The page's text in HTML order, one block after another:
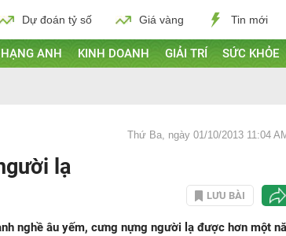
Dự đoán tỷ số Giá vàng Tin mới
ANH KINH DOANH GIẢI TRÍ SỨC KHỎE
Thứ Ba, ngày 01/10/2013 11:04
lạ
LƯU BÀI
nghề âu yếm, cưng nựng người lạ được hơn một